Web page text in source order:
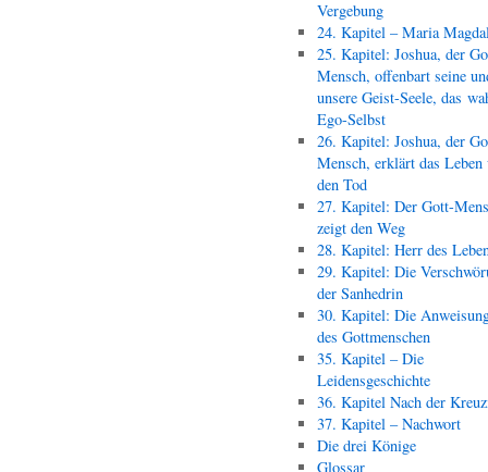
Vergebung
24. Kapitel – Maria
25. Kapitel: Joshua, der
Mensch, offenbart seine
unsere Geist-Seele, das
Ego-Selbst
26. Kapitel: Joshua, der
Mensch, erklärt das Leben
den Tod
27. Kapitel: Der Gott-
zeigt den Weg
28. Kapitel: Herr des
29. Kapitel: Die
der Sanhedrin
30. Kapitel: Die
des Gottmenschen
35. Kapitel – Die
Leidensgeschichte
36. Kapitel Nach der
37. Kapitel – Nachwort
Die drei Könige
Glossar